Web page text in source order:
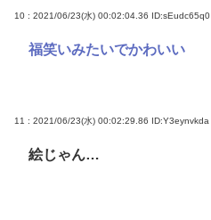
10 : 2021/06/23(水) 00:02:04.36 ID:sEudc65q0
福笑いみたいでかわいい
11 : 2021/06/23(水) 00:02:29.86 ID:Y3eynvkda
絵じゃん…